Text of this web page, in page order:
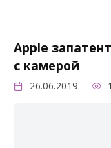
Apple
с камерой
26.06.2019